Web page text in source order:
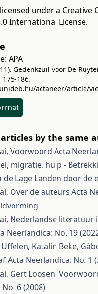
under a Creative
International License.
APA
Gedenkzuil voor De
, 175-186.
actaneer/article/
by the same
Voorwoord Acta
migratie, hulp -
de Lage Landen door de
Over de auteurs Acta
Nederlandse literatuur
Neerlandica: No. 19
Katalin Beke,
Acta Neerlandica: No. 1
Gert Loosen,
6 (2008)